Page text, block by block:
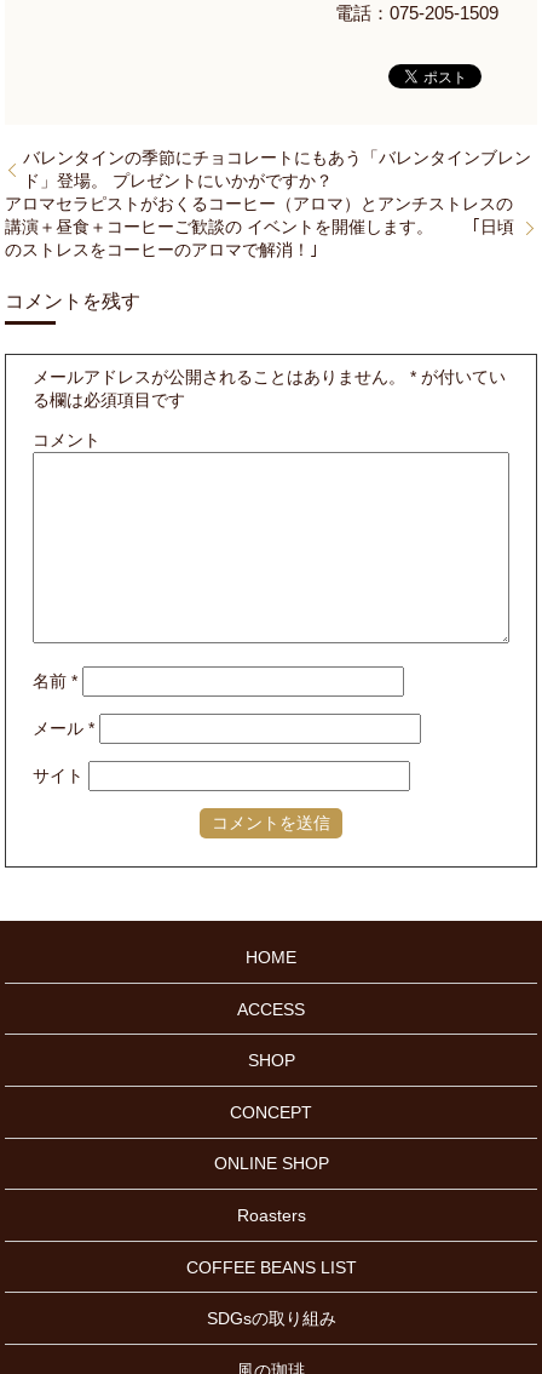
電話：075-205-1509
バレンタインの季節にチョコレートにもあう「バレンタインブレン
ド」登場。 プレゼントにいかがですか？
アロマセラピストがおくるコーヒー（アロマ）とアンチストレスの
講演＋昼食＋コーヒーご歓談の イベントを開催します。 ｢日頃
のストレスをコーヒーのアロマで解消！｣
コメントを残す
メールアドレスが公開されることはありません。 * が付いてい
る欄は必須項目です
コメント
名前*
メール*
サイト
HOME
ACCESS
SHOP
CONCEPT
ONLINE SHOP
Roasters
COFFEE BEANS LIST
SDGsの取り組み